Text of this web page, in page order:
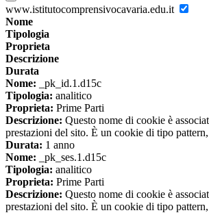
www.istitutocomprensivocavaria.edu.it
Nome
Tipologia
Proprieta
Descrizione
Durata
Nome: _pk_id.1.d15c
Tipologia: analitico
Proprieta: Prime Parti
Descrizione: Questo nome di cookie è
prestazioni del sito. È un cookie di tipo
Durata: 1 anno
Nome: _pk_ses.1.d15c
Tipologia: analitico
Proprieta: Prime Parti
Descrizione: Questo nome di cookie è
prestazioni del sito. È un cookie di tipo